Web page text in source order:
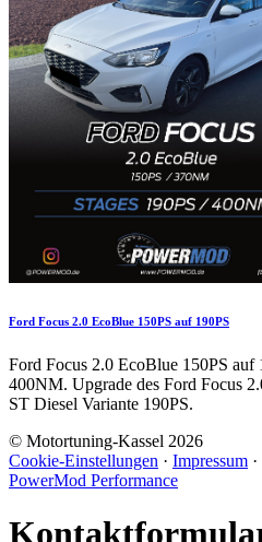
Ford Focus 2.0 EcoBlue 150PS auf 190PS
Ford Focus 2.0 EcoBlue 150PS
400NM. Upgrade des Ford Focus
ST Diesel Variante 190PS.
© Motortuning-Kassel 2026
Cookie-Einstellungen · Impressum ·
PowerMod Performance